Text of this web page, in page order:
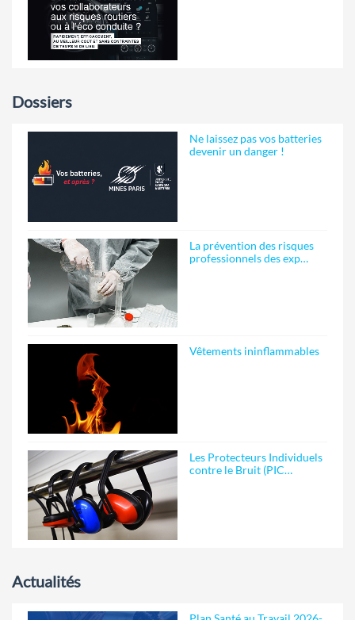
Dossiers
Ne laissez pas vos batteries
devenir un danger !
La prévention des risques
professionnels des exp…
Vêtements ininflammables
Les Protecteurs Individuels
contre le Bruit (PIC…
Actualités